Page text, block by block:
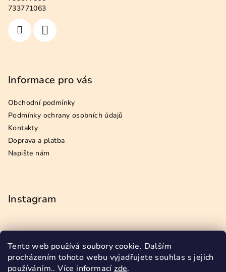
Tento web používá soubory cookie. Dalším
procházením tohoto webu vyjadřujete souhlas s jejich
používáním.. Více informacízde.
733771063
Informace pro vás
Obchodní podmínky
Podmínky ochrany osobních údajů
Kontakty
Doprava a platba
Napište nám
Instagram
Přijímáme online platby